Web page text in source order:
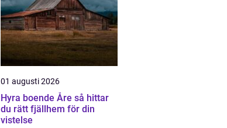
01 augusti 2026
Hyra boende Åre så hittar
du rätt fjällhem för din
vistelse